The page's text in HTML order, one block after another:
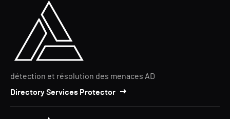
détection et résolution des menaces AD
Directory Services Protector